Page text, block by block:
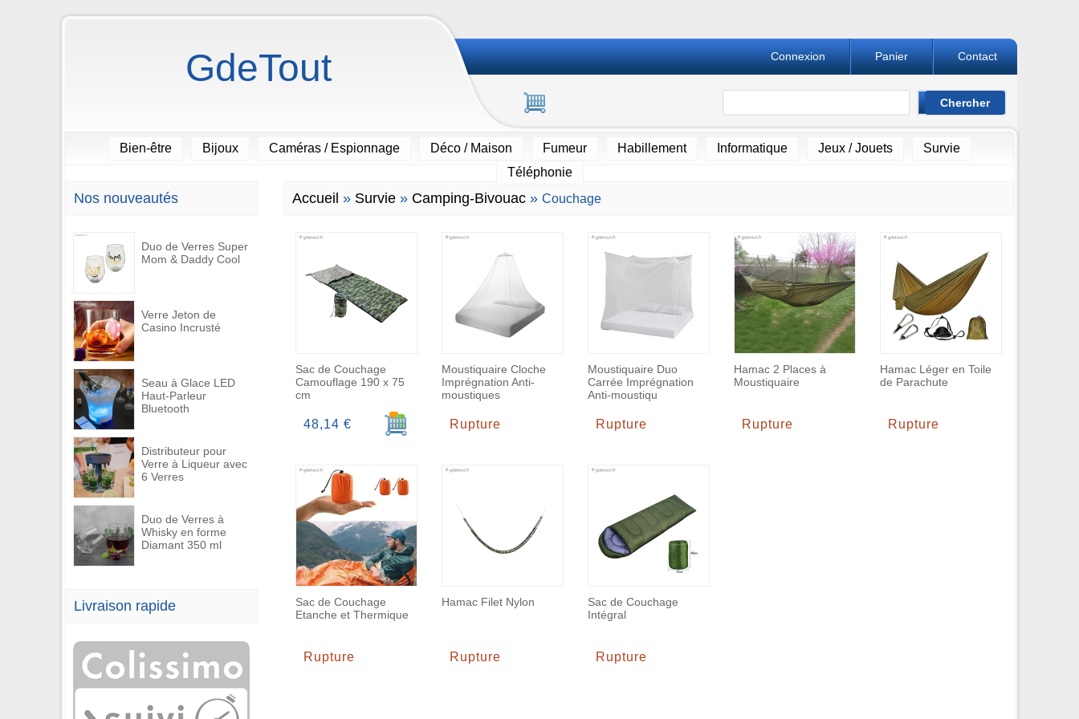
GdeTout Contact
Panier
Connexion
Bien-être Bijoux Caméras / Espionnage Déco / Maison Fumeur Habillement Informatique Jeux / Jouets
Survie
Téléphonie
Nos nouveautés
Duo de Verres Super
Mom & Daddy Cool
Verre Jeton de
Casino Incrusté
Seau à Glace LED
Haut-Parleur
Bluetooth
Distributeur pour
Verre à Liqueur avec
6 Verres
Duo de Verres à
Whisky en forme
Diamant 350 ml
Livraison rapide
Accueil » Survie » Camping-Bivouac » Couchage
Sac de Couchage
Camouflage 190 x 75
cm
Ajouter au panier
48,14 €
Moustiquaire Cloche
Imprégnation Anti-
moustiques
Rupture
Moustiquaire Duo
Carrée Imprégnation
Anti-moustiqu
Rupture
Hamac 2 Places à
Moustiquaire
Rupture
Hamac Léger en Toile
de Parachute
Rupture
Sac de Couchage
Etanche et Thermique
Rupture
Hamac Filet Nylon
Rupture
Sac de Couchage
Intégral
Rupture